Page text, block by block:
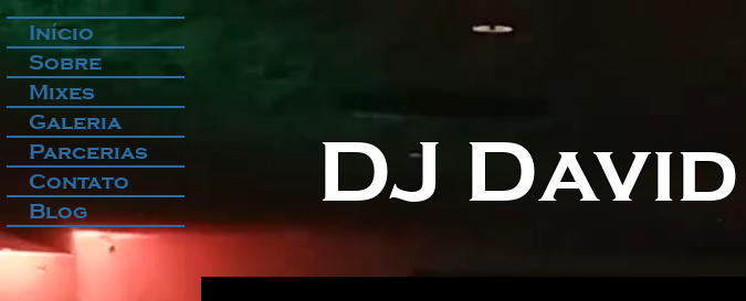
Início
Sobre
Mixes
Galeria
Parcerias
Contato
Blog
DJ